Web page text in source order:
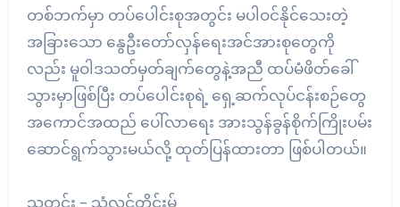
တစ်ဘက်မှာ တပ်ပေါင်းစုအတွင်း မပါဝင်နိုင်သေးတဲ့
အခြားသော နွေဦးတော်လှန်ရေးအင်အားစုတွေကို
လည်း မူဝါဒသတ်မှတ်ချက်တွေနဲ့အညီ ထပ်မံဖိတ်ခေါ်
သွားမှာဖြစ်ပြီး တပ်ပေါင်းစုရဲ့ ရှေ့ဆက်လုပ်ငန်းစဉ်တွေ
အကောင်အထည် ပေါ်လာရေး အားသွန်ခွန်စိုက်ကြိုးပမ်း
ဆောင်ရွက်သွားမယ်လို့ ထုတ်ပြန်ထားတာ ဖြစ်ပါတယ်။
သတင်း – သံလွင်တိုင်းမ်